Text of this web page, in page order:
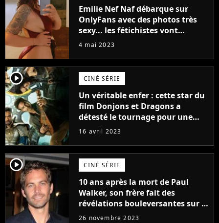
Emilie Nef Naf débarque sur
OnlyFans avec des photos très
sexy... les fétichistes vont
prendre leur pied !
4 mai 2023
player2 CINÉ SÉRIE
Un véritable enfer : cette star du
film Donjons et Dragons a
détesté le tournage pour une
raison très spéciale
16 avril 2023
player2 CINÉ SÉRIE
10 ans après la mort de Paul
Walker, son frère fait des
révélations bouleversantes sur la
réaction des acteurs de Fast and
26 novembre 2023